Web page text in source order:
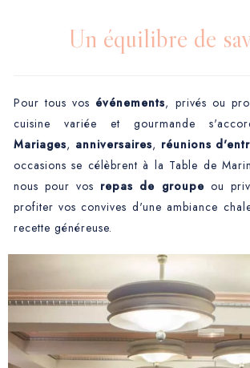
Un équilibre de
Pour tous vos événements, privés ou
cuisine variée et gourmande
Mariages, anniversaires, réunions
occasions se célèbrent à la Table de
nous pour vos repas de groupe ou
profiter vos convives d'une ambiance
recette généreuse.